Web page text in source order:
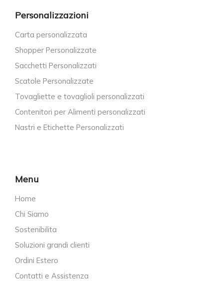
Personalizzazioni
Carta personalizzata
Shopper Personalizzate
Sacchetti Personalizzati
Scatole Personalizzate
Tovagliette e tovaglioli personalizzati
Contenitori per Alimenti personalizzati
Nastri e Etichette Personalizzati
Menu
Home
Chi Siamo
Sostenibilita
Soluzioni grandi clienti
Ordini Estero
Contatti e Assistenza